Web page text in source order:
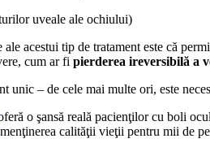
uveale ale ochiului)
acestui tip de tratament este că
cum ar fi pierderea ireversibilă a
unic – de cele mai multe ori, este
o şansă reală pacienţilor cu boli
calităţii vieţii pentru mii de